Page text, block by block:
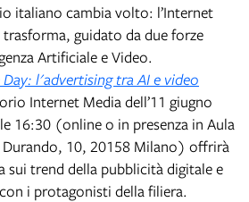
italiano cambia volto: l’Internet
trasforma, guidato da due forze
Artificiale e Video.
Day: l'advertising tra AI e video
Internet Media dell’11 giugno
16:30 (online o in presenza in Aula
Durando, 10, 20158 Milano) offrirà
sui trend della pubblicità digitale e
i protagonisti della filiera.